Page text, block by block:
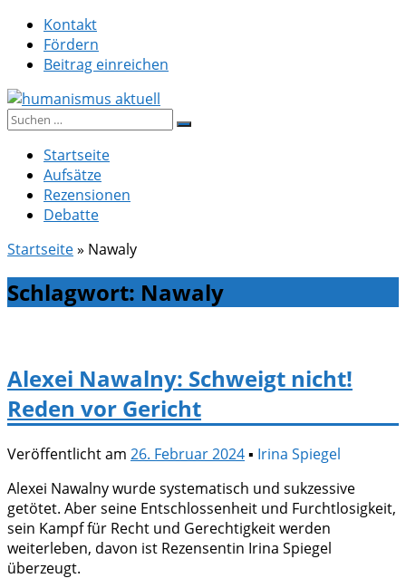
Zum
Inhalt
springen
Kontakt
Fördern
Beitrag einreichen
humanismus aktuell
Suche
Startseite
Aufsätze
Rezensionen
Debatte
Startseite» Nawaly
Schlagwort: Nawaly
Alexei Nawalny: Schweigt nicht!
Reden vor Gericht
Veröffentlicht am 26. Februar 2024▪ Irina Spiegel
Alexei Nawalny wurde systematisch und sukzessive
getötet. Aber seine Entschlossenheit und Furchtlosigkeit,
sein Kampf für Recht und Gerechtigkeit werden
weiterleben, davon ist Rezensentin Irina Spiegel
überzeugt.